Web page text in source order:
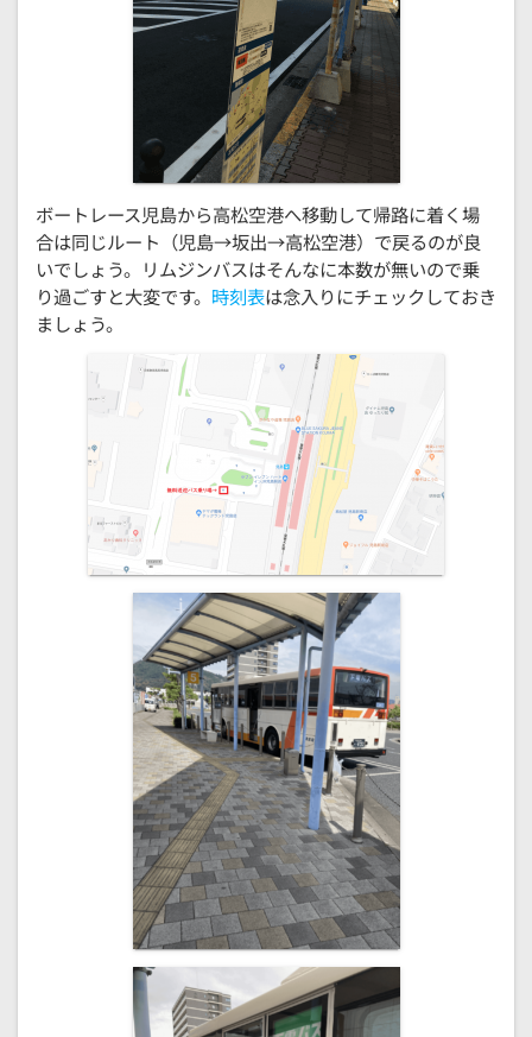
ボートレース児島から高松空港へ移動して帰路に着く場
合は同じルート（児島→坂出→高松空港）で戻るのが良
いでしょう。リムジンバスはそんなに本数が無いので乗
り過ごすと大変です。 時刻表は念入りにチェックしておき
ましょう。